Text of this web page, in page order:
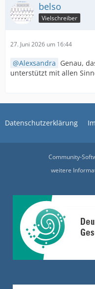
belso
Vielschreiber
27. Juni 2026 um 16:44
Alexsandra Genau,
unterstützt mit allen
Datenschutzerklärung
Community-
weitere